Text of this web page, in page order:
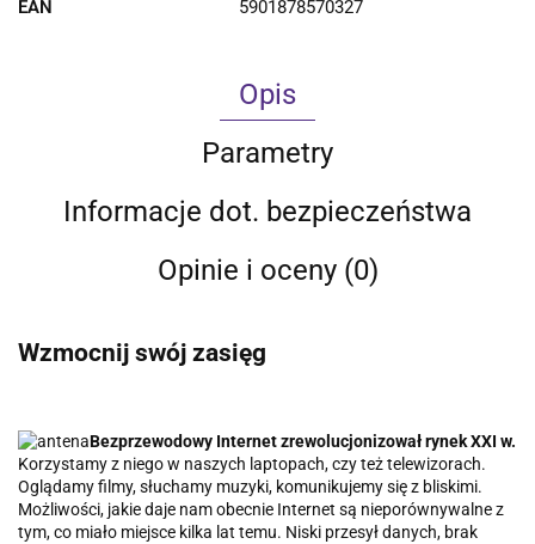
EAN 5901878570327
Opis
Parametry
Informacje dot. bezpieczeństwa
Opinie i oceny (0)
Wzmocnij swój zasięg
Bezprzewodowy Internet zrewolucjonizował rynek XXI w.
Korzystamy z niego w naszych laptopach, czy też telewizorach.
Oglądamy filmy, słuchamy muzyki, komunikujemy się z bliskimi.
Możliwości, jakie daje nam obecnie Internet są nieporównywalne z
tym, co miało miejsce kilka lat temu. Niski przesył danych, brak